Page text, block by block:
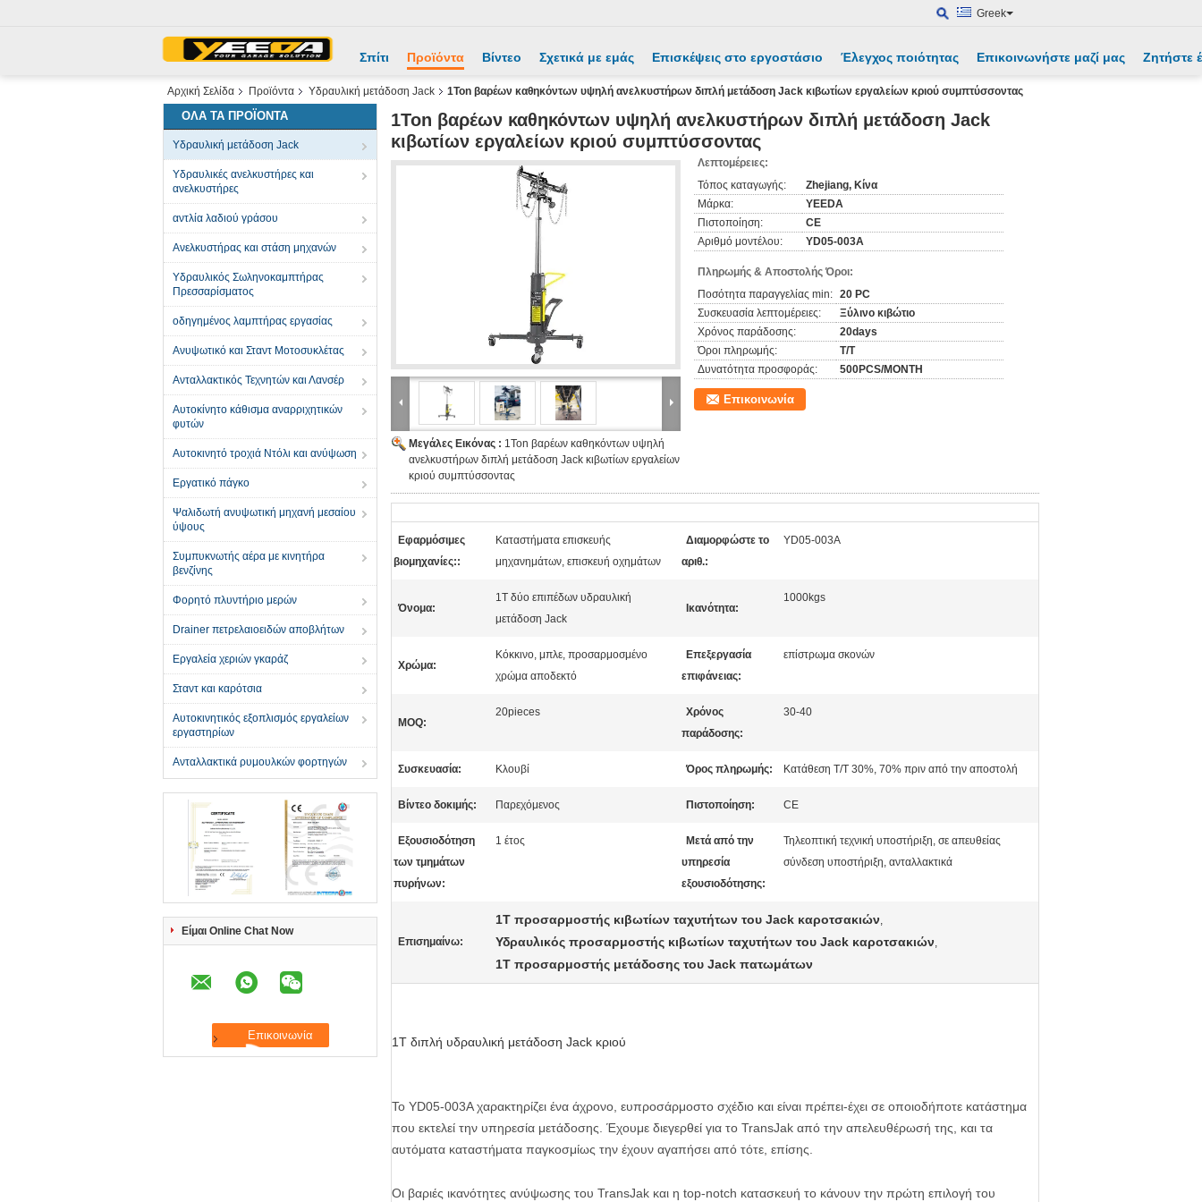
Greek
Σπίτι Προϊόντα Βίντεο Σχετικά με εμάς Επισκέψεις στο εργοστάσιο Έλεγχος ποιότητας Επικοινωνήστε μαζί μας Ζητήστε
Αρχική Σελίδα Προϊόντα Υδραυλική μετάδοση Jack 1Ton βαρέων καθηκόντων υψηλή ανελκυστήρων διπλή μετάδοση Jack κιβωτίων εργαλείων κριού συμπτύσσοντας
ΌΛΑ ΤΑ ΠΡΟΪΌΝΤΑ
Υδραυλική μετάδοση Jack
Υδραυλικές ανελκυστήρες και
ανελκυστήρες
αντλία λαδιού γράσου
Ανελκυστήρας και στάση μηχανών
Υδραυλικός Σωληνοκαμπτήρας
Πρεσσαρίσματος
οδηγημένος λαμπτήρας εργασίας
Ανυψωτικό και Σταντ Μοτοσυκλέτας
Ανταλλακτικός Τεχνητών και Λανσέρ
Αυτοκίνητο κάθισμα αναρριχητικών
φυτών
Αυτοκινητό τροχιά Ντόλι και ανύψωση
Εργατικό πάγκο
Ψαλιδωτή ανυψωτική μηχανή μεσαίου
ύψους
Συμπυκνωτής αέρα με κινητήρα
βενζίνης
Φορητό πλυντήριο μερών
Drainer πετρελαιοειδών αποβλήτων
Εργαλεία χεριών γκαράζ
Σταντ και καρότσια
Αυτοκινητικός εξοπλισμός εργαλείων
εργαστηρίων
Ανταλλακτικά ρυμουλκών φορτηγών
Είμαι Online Chat Now
1Ton βαρέων καθηκόντων υψηλή ανελκυστήρων διπλή μετάδοση Jack
κιβωτίων εργαλείων κριού συμπτύσσοντας
Μεγάλες Εικόνας : 1Ton βαρέων καθηκόντων υψηλή
ανελκυστήρων διπλή μετάδοση Jack κιβωτίων εργαλείων
κριού συμπτύσσοντας
Λεπτομέρειες:
Τόπος καταγωγής:
Zhejiang, Κίνα
Μάρκα:
YEEDA
Πιστοποίηση:
CE
Αριθμό μοντέλου:
YD05-003A
Πληρωμής & Αποστολής Όροι:
Ποσότητα παραγγελίας min: 20 PC
Συσκευασία λεπτομέρειες:
Ξύλινο κιβώτιο
Χρόνος παράδοσης:
20days
Όροι πληρωμής:
T/T
Δυνατότητα προσφοράς:
500PCS/MONTH
Επικοινωνία
Εφαρμόσιμες
βιομηχανίες::
Καταστήματα επισκευής
μηχανημάτων, επισκευή οχημάτων
Διαμορφώστε το
αριθ.:
YD05-003A
Όνομα:
1T δύο επιπέδων υδραυλική
μετάδοση Jack
Ικανότητα:
1000kgs
Χρώμα:
Κόκκινο, μπλε, προσαρμοσμένο
χρώμα αποδεκτό
Επεξεργασία
επιφάνειας:
επίστρωμα σκονών
MOQ:
20pieces
Χρόνος
παράδοσης:
30-40
Συσκευασία: Κλουβί Όρος πληρωμής: Κατάθεση T/T 30%, 70% πριν από την αποστολή
Βίντεο δοκιμής: Παρεχόμενος Πιστοποίηση: CE
Εξουσιοδότηση
των τμημάτων
πυρήνων:
1 έτος
Μετά από την
υπηρεσία
εξουσιοδότησης:
Τηλεοπτική τεχνική υποστήριξη, σε απευθείας
σύνδεση υποστήριξη, ανταλλακτικά
Επισημαίνω:
1T προσαρμοστής κιβωτίων ταχυτήτων του Jack καροτσακιών,
Υδραυλικός προσαρμοστής κιβωτίων ταχυτήτων του Jack καροτσακιών,
1T προσαρμοστής μετάδοσης του Jack πατωμάτων
1T διπλή υδραυλική μετάδοση Jack κριού
Το YD05-003A χαρακτηρίζει ένα άχρονο, ευπροσάρμοστο σχέδιο και είναι πρέπει-έχει σε οποιοδήποτε κατάστημα
που εκτελεί την υπηρεσία μετάδοσης. Έχουμε διεγερθεί για το TransJak από την απελευθέρωσή της, και τα
αυτόματα καταστήματα παγκοσμίως την έχουν αγαπήσει από τότε, επίσης.
Οι βαριές ικανότητες ανύψωσης του TransJak και η top-notch κατασκευή το κάνουν την πρώτη επιλογή του